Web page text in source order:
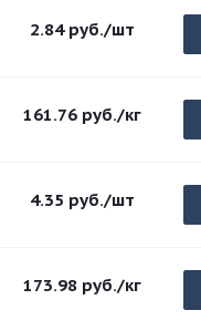
2.84руб./шт
161.76 руб./кг
4.35 руб./шт
173.98 руб./кг